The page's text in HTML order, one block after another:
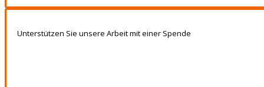
Unterstützen Sie unsere Arbeit mit einer Spende